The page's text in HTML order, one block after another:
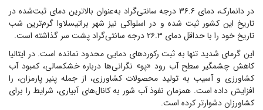
در دانمارک، دمای ۳۶.۶ درجه سانتی‌گراد به‌عنوان بالاترین دمای ثبت‌شده در
تاریخ این کشور ثبت شده و در اسلواکی نیز شهر براتیسلاوا گرم‌ترین شب
تاریخ خود را با حداقل دمای ۲۶.۳ درجه سانتی‌گراد پشت سر گذاشته است.
این گرمای شدید تنها به ثبت رکورد‌های دمایی محدود نمانده است. در ایتالیا
کاهش چشمگیر سطح آب رود «پو» نگرانی‌ها درباره خشکسالی، کمبود آب
کشاورزی و آسیب به تولید محصولات کشاورزی، از جمله پنیر پارمزان، را
افزایش داده است. همزمان نفوذ آب شور به کانال‌های آبیاری، شرایط را برای
کشاورزان دشوارتر کرده است.